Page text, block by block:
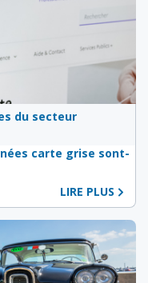
du secteur
carte grise sont-
LIRE PLUS